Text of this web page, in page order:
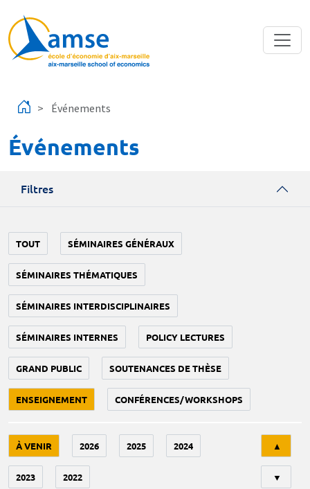
Événements
Événements
Filtres
TOUT SÉMINAIRES GÉNÉRAUX
SÉMINAIRES THÉMATIQUES
SÉMINAIRES INTERDISCIPLINAIRES
SÉMINAIRES INTERNES POLICY LECTURES
GRAND PUBLIC SOUTENANCES DE THÈSE
ENSEIGNEMENT CONFÉRENCES/WORKSHOPS
À VENIR 2026 2025 2024
2023 2022
▲
▼